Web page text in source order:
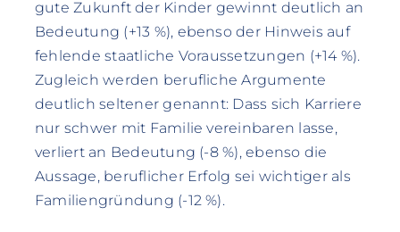
gute Zukunft der Kinder gewinnt deutlich an
Bedeutung (+13 %), ebenso der Hinweis auf
fehlende staatliche Voraussetzungen (+14 %).
Zugleich werden berufliche Argumente
deutlich seltener genannt: Dass sich Karriere
nur schwer mit Familie vereinbaren lasse,
verliert an Bedeutung (-8 %), ebenso die
Aussage, beruflicher Erfolg sei wichtiger als
Familiengründung (-12 %).